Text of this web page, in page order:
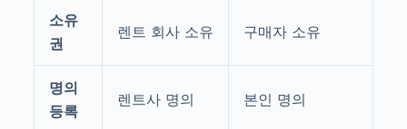
소유
권
렌트 회사 소유 구매자 소유
명의
등록
렌트사 명의 본인 명의